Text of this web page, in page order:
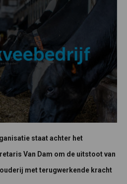
staat achter het
Van Dam om de uitstoot van
met terugwerkende kracht